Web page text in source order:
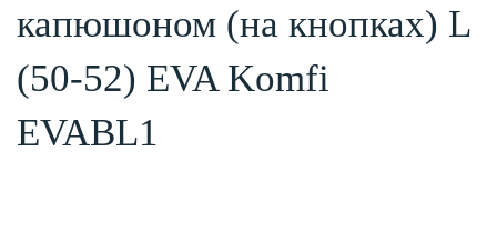
капюшоном (на кнопках) L
(50-52) EVA Komfi
EVABL1